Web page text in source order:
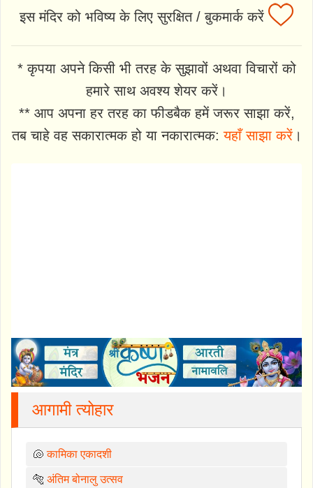
इस मंदिर को भविष्य के लिए सुरक्षित / बुकमार्क करें
* कृपया अपने किसी भी तरह के सुझावों अथवा विचारों को
हमारे साथ अवश्य शेयर करें।
** आप अपना हर तरह का फीडबैक हमें जरूर साझा करें,
तब चाहे वह सकारात्मक हो या नकारात्मक:यहाँ साझा करें।
आगामी त्योहार
🐚कामिका एकादशी
🐅 अंतिम बोनालु उत्सव